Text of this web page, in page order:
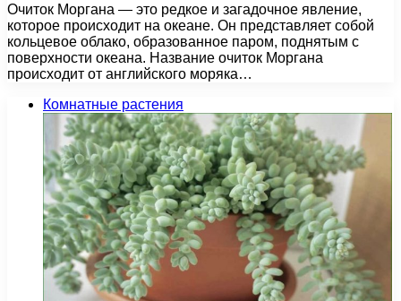
Очиток Моргана — это редкое и загадочное явление,
которое происходит на океане. Он представляет собой
кольцевое облако, образованное паром, поднятым с
поверхности океана. Название очиток Моргана
происходит от английского моряка…
Комнатные растения